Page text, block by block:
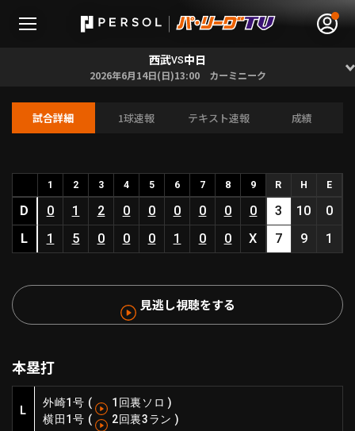
HOME
動画
ファーム東地区
ファーム中地区
北海道日本ハムファイターズ
東北楽天ゴールデンイーグルス
ニュース
西武VS中日
2026年6月14日(日)13:00 カーミニーク
試合詳細 1球速報 テキスト速報 成績
1 2 3 4 5 6 7 8 9 R H E
D 0 1 2 0 0 0 0 0 0 3 10
0
L
1 5 0 0 0 1 0 0 X 7 9 1
見逃し視聴をする
本塁打
L
外崎1号 ( 1回裏ソロ )
横田 1号 ( 2回裏3ラン )